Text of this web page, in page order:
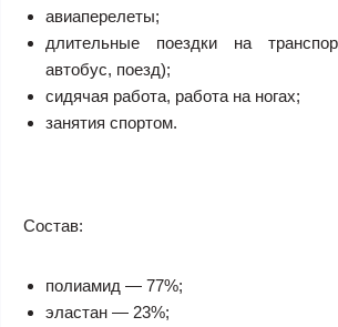
авиаперелеты;
длительные поездки на
автобус, поезд);
сидячая работа, работа на ногах;
занятия спортом.
Состав:
полиамид — 77%;
эластан — 23%;